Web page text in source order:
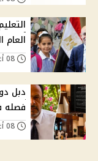
العام الجديد 12
دبل
فصله